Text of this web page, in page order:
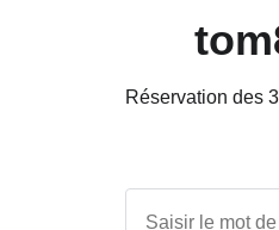
Réservation des